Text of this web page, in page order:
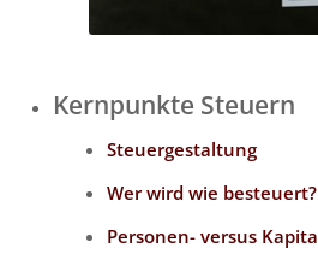
Kernpunkte Steuern
Steuergestaltung
Wer wird wie besteuert?
Personen- versus